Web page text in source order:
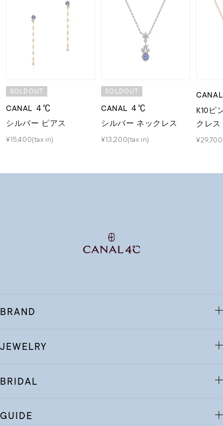
SOLDOUT
CANAL ４℃
シルバー ピアス
¥15,400(tax in)
SOLDOUT
CANAL ４℃
シルバー ネックレス
¥13,200(tax in)
K10ピ
クレス
BRAND
JEWELRY
BRIDAL
GUIDE